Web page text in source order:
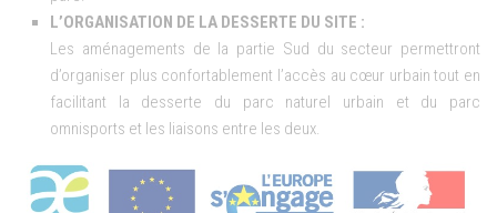
L’ORGANISATION DE LA DESSERTE DU SITE :
Les aménagements de la partie Sud du secteur permettront
d’organiser plus confortablement l’accès au cœur urbain tout en
facilitant la desserte du parc naturel urbain et du parc
omnisports et les liaisons entre les deux.